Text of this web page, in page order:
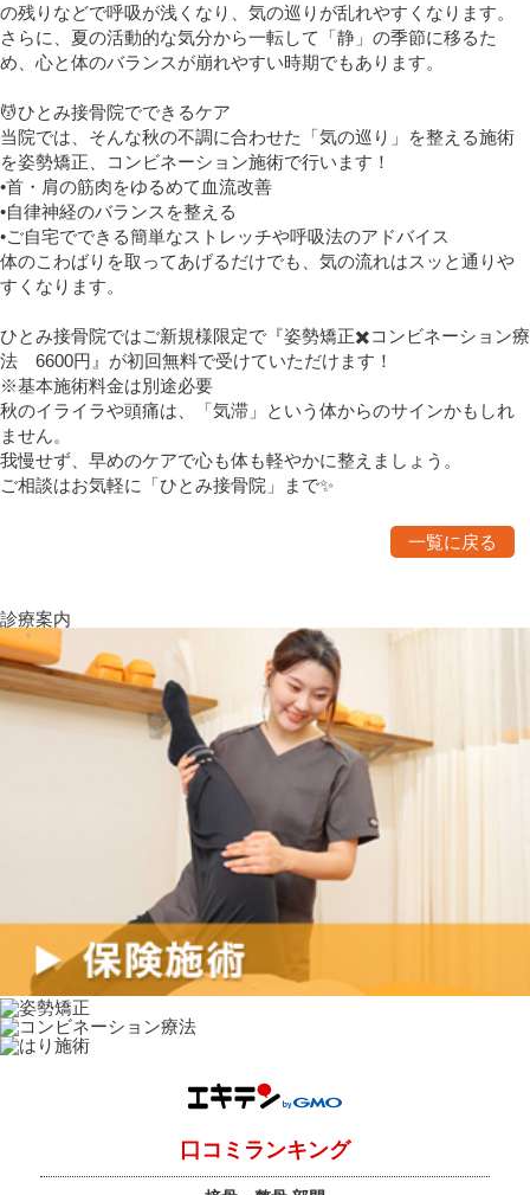
の残りなどで呼吸が浅くなり、気の巡りが乱れやすくなります。
さらに、夏の活動的な気分から一転して「静」の季節に移るた
め、心と体のバランスが崩れやすい時期でもあります。
💆ひとみ接骨院でできるケア
当院では、そんな秋の不調に合わせた「気の巡り」を整える施術
を姿勢矯正、コンビネーション施術で行います！
•首・肩の筋肉をゆるめて血流改善
•自律神経のバランスを整える
•ご自宅でできる簡単なストレッチや呼吸法のアドバイス
体のこわばりを取ってあげるだけでも、気の流れはスッと通りや
すくなります。
ひとみ接骨院ではご新規様限定で『姿勢矯正✖️コンビネーション療
法 6600円』が初回無料で受けていただけます！
※基本施術料金は別途必要
秋のイライラや頭痛は、「気滞」という体からのサインかもしれ
ません。
我慢せず、早めのケアで心も体も軽やかに整えましょう。
ご相談はお気軽に「ひとみ接骨院」まで✨
一覧に戻る
診療案内